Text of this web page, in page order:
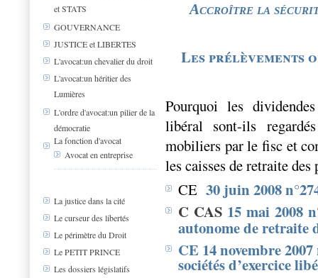
et STATS
GOUVERNANCE
JUSTICE et LIBERTES
L'avocat:un chevalier du droit
L'avocat:un héritier des
Lumières
L'ordre d'avocat:un pilier de la
démocratie
La fonction d'avocat
Avocat en entreprise
La justice dans la cité
Le curseur des libertés
Le périmètre du Droit
Le PETIT PRINCE
Les dossiers législatifs
Accroître la
Les prélèvements
Pourquoi les
libéral sont-ils
mobiliers par le fisc et
les caisses de retraite
CE 30 juin 2008
C CAS 15 mai 2008
autonome de retraite
CE 14 novembre
sociétés d’exercice